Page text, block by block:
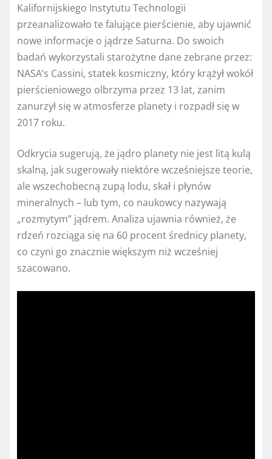
Kalifornijskiego Instytutu Technologii
przeanalizowało te falujące pierścienie, aby ujawnić
nowe informacje o jądrze Saturna. Do swoich
badań wykorzystali starożytne dane zebrane przez:
NASA’s Cassini, statek kosmiczny, który krążył wokół
pierścieniowego olbrzyma przez 13 lat, zanim
zanurzył się w atmosferze planety i rozpadł się w
2017 roku.
Odkrycia sugerują, że jądro planety nie jest litą kulą
skalną, jak sugerowały niektóre wcześniejsze teorie,
ale wszechobecną zupą lodu, skał i płynów
mineralnych – lub tym, co naukowcy nazywają
„rozmytym” jądrem. Analiza ujawnia również, że
rdzeń rozciąga się na 60 procent średnicy planety,
co czyni go znacznie większym niż wcześniej
szacowano.